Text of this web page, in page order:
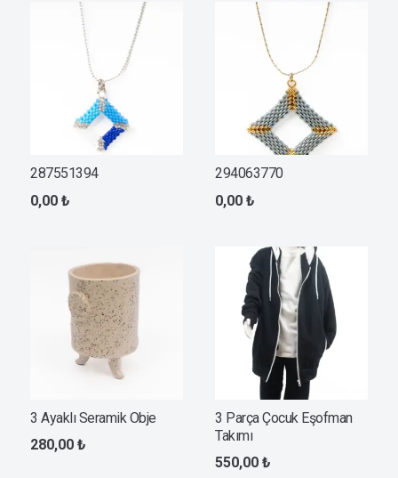
287551394
0,00 ₺
294063770
0,00 ₺
3 Ayaklı Seramik Obje
280,00 ₺
3 Parça Çocuk Eşofman
Takımı
550,00 ₺